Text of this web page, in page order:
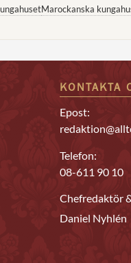
Marockanska
KONTAKTA
Epost:
Telefon:
08-611 90 10
Chefredaktör
Daniel Nyhlén